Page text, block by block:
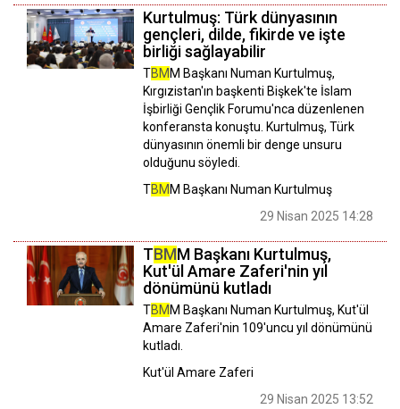
Kurtulmuş: Türk dünyasının
gençleri, dilde, fikirde ve işte
birliği sağlayabilir
TBM M Başkanı Numan Kurtulmuş,
Kırgızistan'ın başkenti Bişkek'te İslam
İşbirliği Gençlik Forumu'nca düzenlenen
konferansta konuştu. Kurtulmuş, Türk
dünyasının önemli bir denge unsuru
olduğunu söyledi.
TBM M Başkanı Numan Kurtulmuş
29 Nisan 2025 14:28
TBMM Başkanı Kurtulmuş,
Kut'ül Amare Zaferi'nin yıl
dönümünü kutladı
TBM M Başkanı Numan Kurtulmuş, Kut'ül
Amare Zaferi'nin 109'uncu yıl dönümünü
kutladı.
Kut'ül Amare Zaferi
29 Nisan 2025 13:52